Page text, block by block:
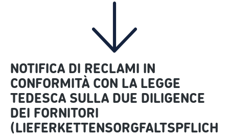
NOTIFICA DI RECLAMI IN
CONFORMITÀ CON LA LEGGE
TEDESCA SULLA DUE DILIGENCE
DEI FORNITORI
(LIEFERKETTENSORGFALTSPFLICH